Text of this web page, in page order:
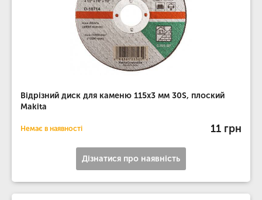
Відрізний диск для каменю 115х3 мм 30S, плоский
Makita
Немає в наявності 11 грн
Дізнатися про наявність